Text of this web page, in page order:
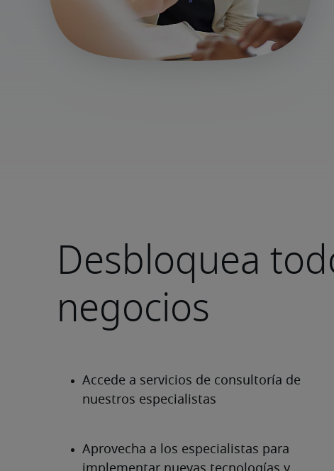
Desbloquea
negocios